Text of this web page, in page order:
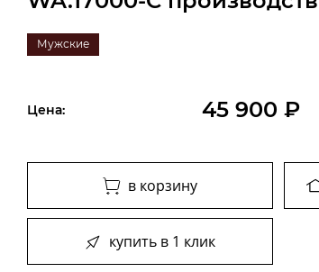
Мужские
Цена: 45 900 ₽
в корзину
купить в 1 клик